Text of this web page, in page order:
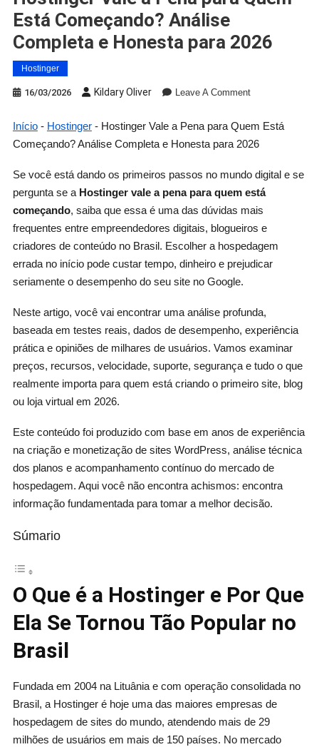
Está Começando? Análise
Completa e Honesta para 2026
Hostinger
16/03/2026 Kildary Oliver Leave A Comment
Início- Hostinger- Hostinger Vale a Pena para Quem Está
Começando? Análise Completa e Honesta para 2026
Se você está dando os primeiros passos no mundo digital e se
pergunta se a Hostinger vale a pena para quem está
começando, saiba que essa é uma das dúvidas mais
frequentes entre empreendedores digitais, blogueiros e
criadores de conteúdo no Brasil. Escolher a hospedagem
errada no início pode custar tempo, dinheiro e prejudicar
seriamente o desempenho do seu site no Google.
Neste artigo, você vai encontrar uma análise profunda,
baseada em testes reais, dados de desempenho, experiência
prática e opiniões de milhares de usuários. Vamos examinar
preços, recursos, velocidade, suporte, segurança e tudo o que
realmente importa para quem está criando o primeiro site, blog
ou loja virtual em 2026.
Este conteúdo foi produzido com base em anos de experiência
na criação e monetização de sites WordPress, análise técnica
dos planos e acompanhamento contínuo do mercado de
hospedagem. Aqui você não encontra achismos: encontra
informação fundamentada para tomar a melhor decisão.
Súmario
O Que é a Hostinger e Por Que
Ela Se Tornou Tão Popular no
Brasil
Fundada em 2004 na Lituânia e com operação consolidada no
Brasil, a Hostinger é hoje uma das maiores empresas de
hospedagem de sites do mundo, atendendo mais de 29
milhões de usuários em mais de 150 países. No mercado